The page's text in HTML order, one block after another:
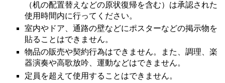
（机の配置替えなどの原状復帰を含む）は承認された
使用時間内に行ってください。
室内やドア、通路の壁などにポスターなどの掲示物を
貼ることはできません。
物品の販売や契約行為はできません。また、調理、楽
器演奏や高歌放吟、運動などはできません。
定員を超えて使用することはできません。